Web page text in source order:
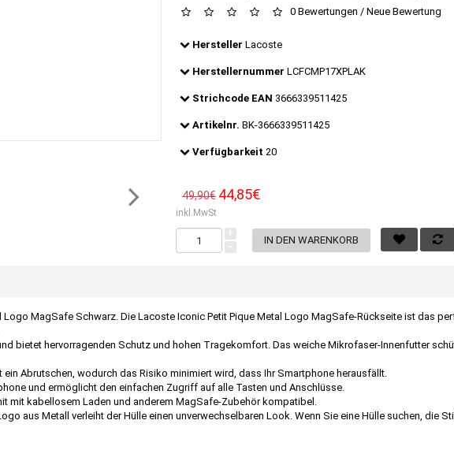
0 Bewertungen / Neue Bewertung
Hersteller Lacoste
Herstellernummer LCFCMP17XPLAK
Strichcode EAN 3666339511425
Artikelnr. BK-3666339511425
Verfügbarkeit 20
49,90€ 44,85€
inkl.MwSt
Logo MagSafe Schwarz. Die Lacoste Iconic Petit Pique Metal Logo MagSafe-Rückseite ist das
bietet hervorragenden Schutz und hohen Tragekomfort. Das weiche Mikrofaser-Innenfutter
Abrutschen, wodurch das Risiko minimiert wird, dass Ihr Smartphone herausfällt.
und ermöglicht den einfachen Zugriff auf alle Tasten und Anschlüsse.
mit kabellosem Laden und anderem MagSafe-Zubehör kompatibel.
aus Metall verleiht der Hülle einen unverwechselbaren Look. Wenn Sie eine Hülle suchen, die